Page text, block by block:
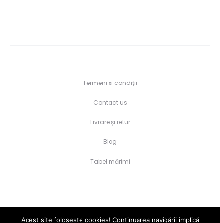
Termeni și condiții
Contact us
Livrare și retur
Blog
Tabel mărimi
Acest site folosește cookies! Continuarea navigării implică